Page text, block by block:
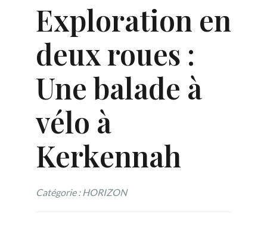
Exploration en
deux roues :
Une balade à
vélo à
Kerkennah
Catégorie : HORIZON